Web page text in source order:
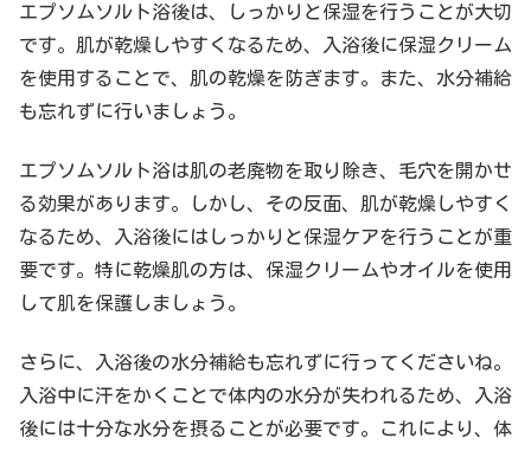
エプソムソルト浴後は、しっかりと保湿を行うことが大切
です。肌が乾燥しやすくなるため、入浴後に保湿クリーム
を使用することで、肌の乾燥を防ぎます。また、水分補給
も忘れずに行いましょう。
エプソムソルト浴は肌の老廃物を取り除き、毛穴を開かせ
る効果があります。しかし、その反面、肌が乾燥しやすく
なるため、入浴後にはしっかりと保湿ケアを行うことが重
要です。特に乾燥肌の方は、保湿クリームやオイルを使用
して肌を保護しましょう。
さらに、入浴後の水分補給も忘れずに行ってくださいね。
入浴中に汗をかくことで体内の水分が失われるため、入浴
後には十分な水分を摂ることが必要です。これにより、体